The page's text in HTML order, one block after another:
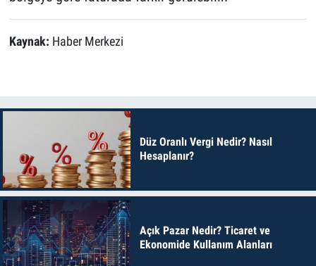
Kaynak: Haber Merkezi
Düz Oranlı Vergi Nedir? Nasıl
Hesaplanır?
Açık Pazar Nedir? Ticaret ve
Ekonomide Kullanım Alanları